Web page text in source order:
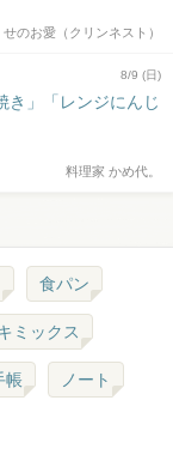
せのお愛（クリンネスト）
8/9 (日)
き」「レンジにんじ
料理家 かめ代。
食パン
ミックス
帳 ノート